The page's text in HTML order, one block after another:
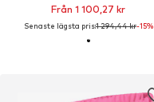
Från 1 100,27 kr
Senaste lägsta pris:1 294,44 kr-15%